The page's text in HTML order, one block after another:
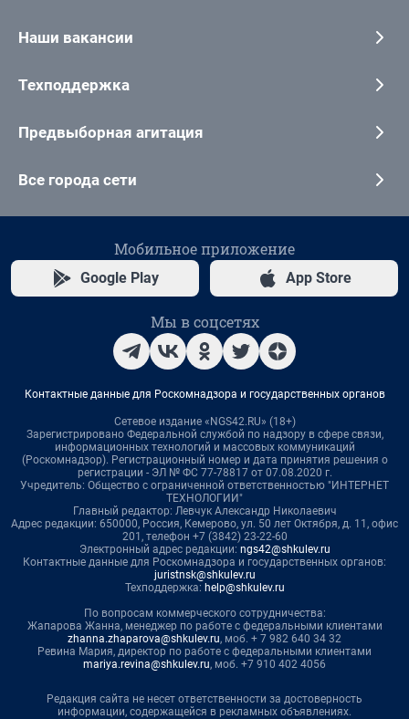
Наши вакансии
Техподдержка
Предвыборная агитация
Все города сети
Мобильное приложение
Google Play App Store
Мы в соцсетях
Контактные данные для Роскомнадзора и государственных органов
Сетевое издание «NGS42.RU» (18+)
Зарегистрировано Федеральной службой по надзору в сфере связи,
информационных технологий и массовых коммуникаций
(Роскомнадзор). Регистрационный номер и дата принятия решения о
регистрации - ЭЛ № ФС 77-78817 от 07.08.2020 г.
Учредитель: Общество с ограниченной ответственностью "ИНТЕРНЕТ
ТЕХНОЛОГИИ"
Главный редактор: Левчук Александр Николаевич
Адрес редакции: 650000, Россия, Кемерово, ул. 50 лет Октября, д. 11, офис
201, телефон +7 (3842) 23-22-60
Электронный адрес редакции: ngs42@shkulev.ru
Контактные данные для Роскомнадзора и государственных органов:
juristnsk@shkulev.ru
Техподдержка: help@shkulev.ru
По вопросам коммерческого сотрудничества:
Жапарова Жанна, менеджер по работе с федеральными клиентами
zhanna.zhaparova@shkulev.ru, моб. + 7 982 640 34 32
Ревина Мария, директор по работе с федеральными клиентами
mariya.revina@shkulev.ru, моб. +7 910 402 4056
Редакция сайта не несет ответственности за достоверность
информации, содержащейся в рекламных объявлениях.